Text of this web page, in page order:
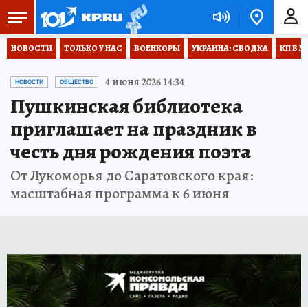
НОВОСТИ ТОЛЬКО У НАС ВОЕНКОРЫ УКРАИНА: СВОДКА КП В
НОВОСТИ ОБЩЕСТВО 4 июня 2026 14:34
Пушкинская библиотека
приглашает на праздник в
честь дня рождения поэта
От Лукоморья до Саратовского края:
масштабная программа к 6 июня